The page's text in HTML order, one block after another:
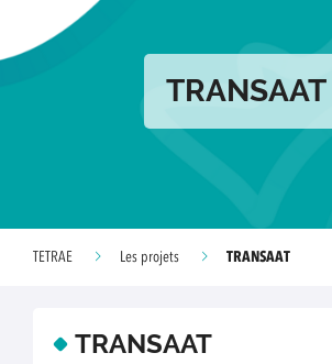
TRANSAAT
TETRAE Les projets TRANSAAT
TRANSAAT